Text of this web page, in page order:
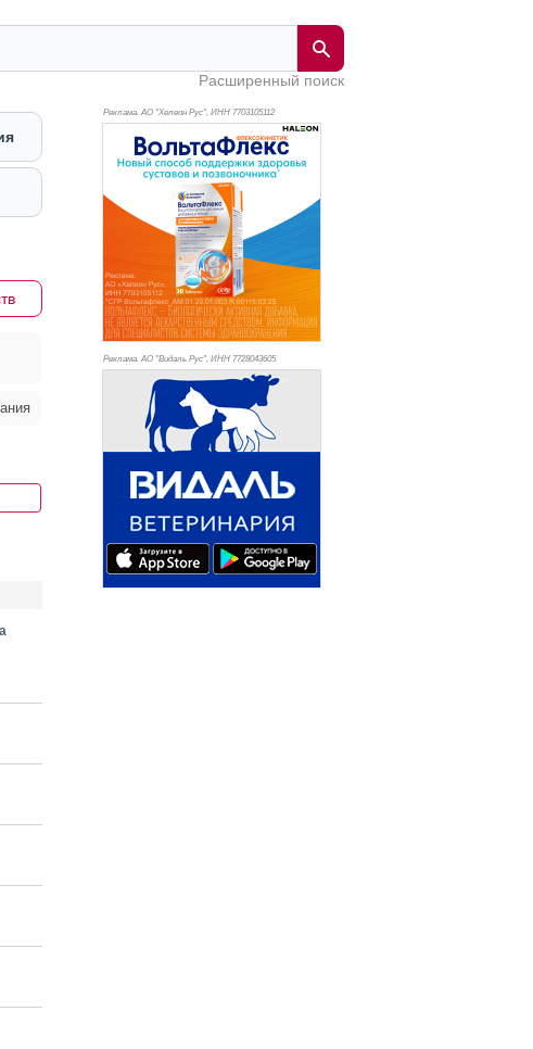
Расширенный поиск
Реклама. АО "Хелеон Рус", ИНН 7703105112
Реклама. АО "Видаль Рус", ИНН 7728043605